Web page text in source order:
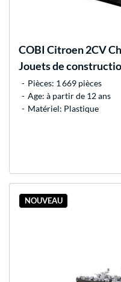
COBI Citroen 2CV
Jouets de
Pièces: 1 669 pièces
Age: à partir de 12 ans
Matériel: Plastique
NOUVEAU